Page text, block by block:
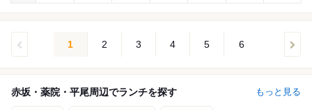
1 2 3 4 5 6
赤坂・薬院・平尾周辺でランチを探す もっと見る